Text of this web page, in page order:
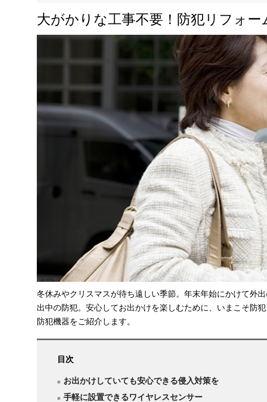
大がかりな工事不要！防犯リフォー
冬休みやクリスマスが待ち遠しい季節。年末年始にかけて外
出中の防犯。安心してお出かけを楽しむために、いまこそ防
防犯機器をご紹介します。
目次
お出かけしていても安心できる侵入対策を
手軽に設置できるワイヤレスセンサー